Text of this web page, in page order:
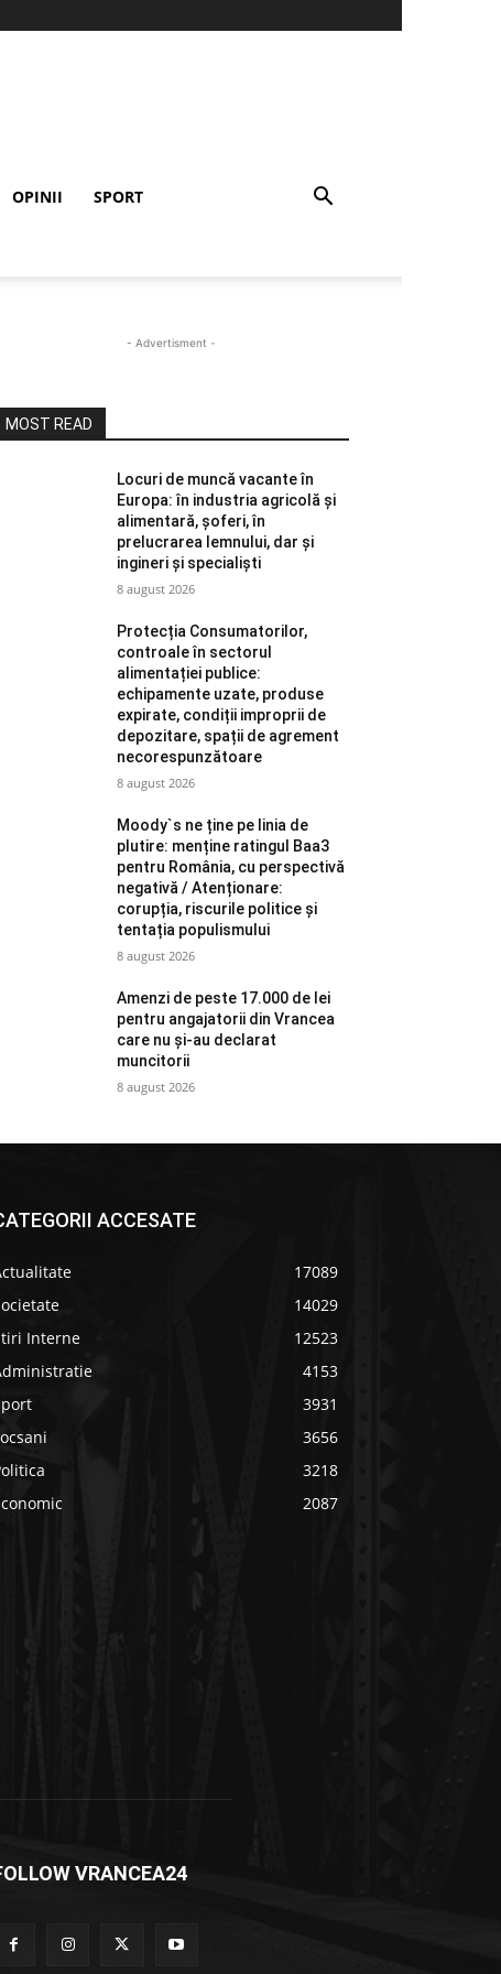
OPINII SPORT
- Advertisment -
MOST READ
Locuri de muncă vacante în
Europa: în industria agricolă și
alimentară, șoferi, în
prelucrarea lemnului, dar și
ingineri și specialiști
8 august 2026
Protecția Consumatorilor,
controale în sectorul
alimentației publice:
echipamente uzate, produse
expirate, condiții improprii de
depozitare, spații de agrement
necorespunzătoare
8 august 2026
Moody`s ne ține pe linia de
plutire: menține ratingul Baa3
pentru România, cu perspectivă
negativă / Atenționare:
corupția, riscurile politice și
tentația populismului
8 august 2026
Amenzi de peste 17.000 de lei
pentru angajatorii din Vrancea
care nu și-au declarat
muncitorii
8 august 2026
ACCESATE
17089
14029
Interne
12523
4153
3931
3656
3218
2087
VRANCEA24